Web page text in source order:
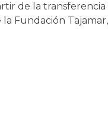
de la transferencia
Fundación Tajamar,